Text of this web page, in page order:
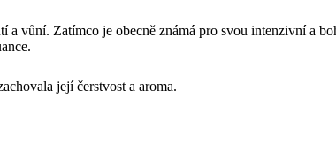
a vůní. Zatímco je obecně známá pro svou intenzivní a
její čerstvost a aroma.